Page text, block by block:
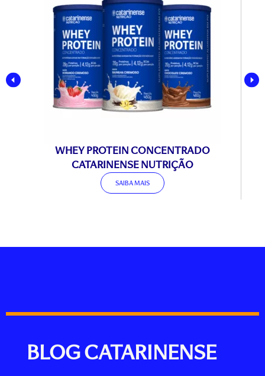
WHEY PROTEIN CONCENTRADO
CATARINENSE NUTRIÇÃO
SAIBA MAIS
BLOG CATARINENSE